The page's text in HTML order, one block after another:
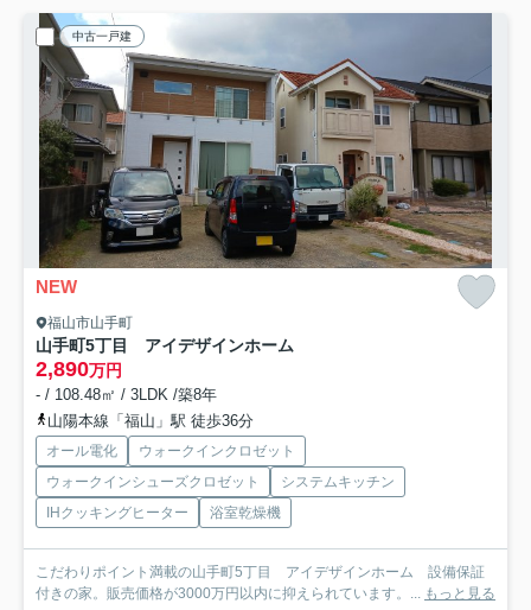
中古一戸建
NEW
福山市山手町
山手町5丁目 アイデザインホーム
2,890万円
- / 108.48㎡ / 3LDK /築8年
山陽本線「福山」駅 徒歩36分
オール電化
ウォークインクロゼット
ウォークインシューズクロゼット
システムキッチン
IHクッキングヒーター
浴室乾燥機
こだわりポイント満載の山手町5丁目 アイデザインホーム 設備保証
付きの家。販売価格が3000万円以内に抑えられています。... もっと見る